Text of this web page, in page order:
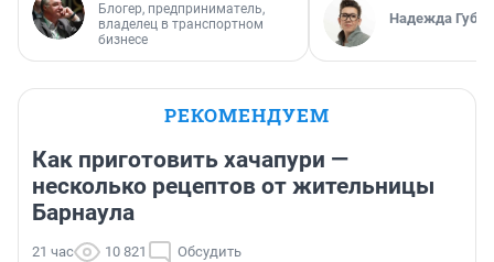
Блогер, предприниматель,
владелец в транспортном
бизнесе
Надежда
РЕКОМЕНДУЕМ
Как приготовить хачапури —
несколько рецептов от жительницы
Барнаула
21 час 10 821 Обсудить